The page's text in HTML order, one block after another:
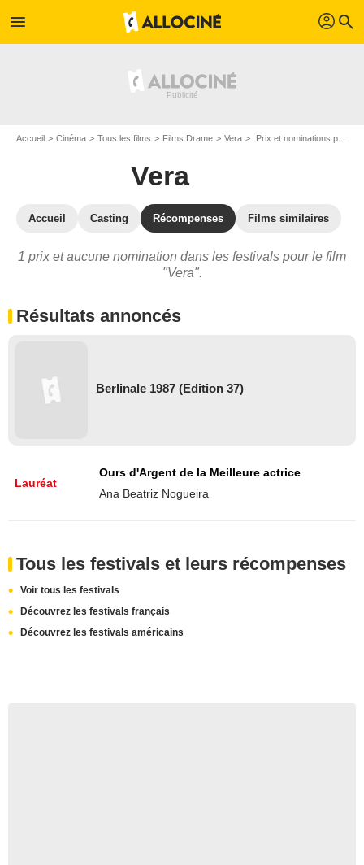
menu profil search
Accueil Cinéma Tous les films Films Drame Vera Prix et nominations pour Vera
Vera
Accueil Casting Récompenses Films similaires
1 prix et aucune nomination dans les festivals pour le film
"Vera".
Résultats annoncés
Berlinale 1987 (Edition 37)
Lauréat
Ours d'Argent de la Meilleure actrice
Ana Beatriz Nogueira
Tous les festivals et leurs récompenses
Voir tous les festivals
Découvrez les festivals français
Découvrez les festivals américains